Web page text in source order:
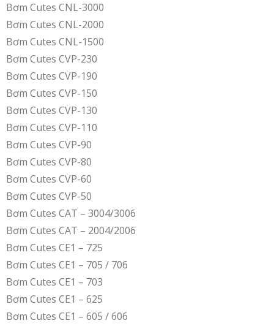
Bơm Cutes CNL-3000
Bơm Cutes CNL-2000
Bơm Cutes CNL-1500
Bơm Cutes CVP-230
Bơm Cutes CVP-190
Bơm Cutes CVP-150
Bơm Cutes CVP-130
Bơm Cutes CVP-110
Bơm Cutes CVP-90
Bơm Cutes CVP-80
Bơm Cutes CVP-60
Bơm Cutes CVP-50
Bơm Cutes CAT – 3004/3006
Bơm Cutes CAT – 2004/2006
Bơm Cutes CE1 – 725
Bơm Cutes CE1 – 705 / 706
Bơm Cutes CE1 – 703
Bơm Cutes CE1 – 625
Bơm Cutes CE1 – 605 / 606